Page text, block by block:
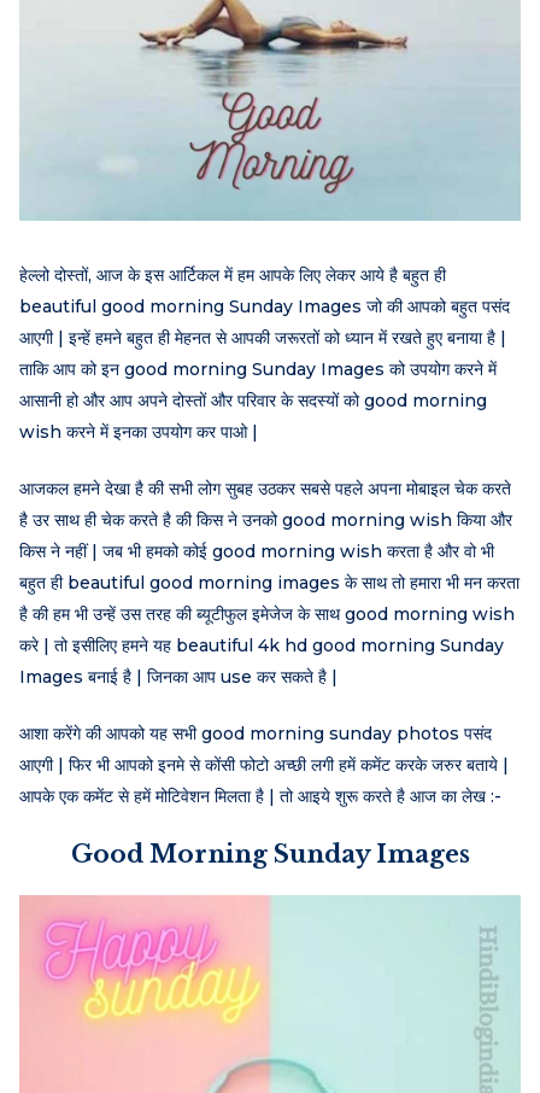
हेल्लो दोस्तों, आज के इस आर्टिकल में हम आपके लिए लेकर आये है बहुत ही
beautiful good morning Sunday Images जो की आपको बहुत पसंद
आएगी | इन्हें हमने बहुत ही मेहनत से आपकी जरूरतों को ध्यान में रखते हुए बनाया है |
ताकि आप को इन good morning Sunday Images को उपयोग करने में
आसानी हो और आप अपने दोस्तों और परिवार के सदस्यों को good morning
wish करने में इनका उपयोग कर पाओ |
आजकल हमने देखा है की सभी लोग सुबह उठकर सबसे पहले अपना मोबाइल चेक करते
है उर साथ ही चेक करते है की किस ने उनको good morning wish किया और
किस ने नहीं | जब भी हमको कोई good morning wish करता है और वो भी
बहुत ही beautiful good morning images के साथ तो हमारा भी मन करता
है की हम भी उन्हें उस तरह की ब्यूटीफुल इमेजेज के साथ good morning wish
करे | तो इसीलिए हमने यह beautiful 4k hd good morning Sunday
Images बनाई है | जिनका आप use कर सकते है |
आशा करेंगे की आपको यह सभी good morning sunday photos पसंद
आएगी | फिर भी आपको इनमे से कोंसी फोटो अच्छी लगी हमें कमेंट करके जरुर बताये |
आपके एक कमेंट से हमें मोटिवेशन मिलता है | तो आइये शुरू करते है आज का लेख :-
Good Morning Sunday Images